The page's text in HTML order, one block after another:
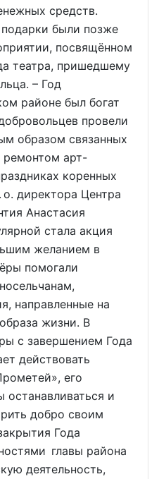
средств.
были позже
посвящённом
театра, пришедшему
– Год
районе был богат
провели
образом связанных
ремонтом арт-
коренных
директора Центра
Анастасия
стала акция
желанием в
помогали
направленные на
жизни. В
с завершением Года
действовать
его
и
добро своим
Года
главы района
деятельность,